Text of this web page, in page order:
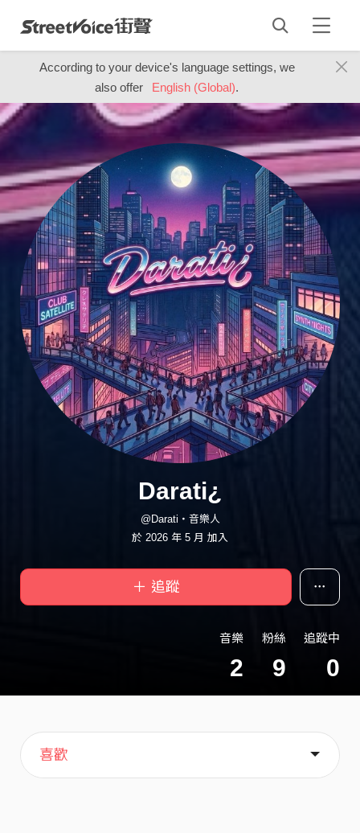
According to your device's language settings, we
also offer
English (Global).
Darati¿
@Darati・音樂人
於 2026 年 5 月 加入
＋ 追蹤
音樂
2
粉絲
9
追蹤中
0
主頁
音樂
喜歡
關於